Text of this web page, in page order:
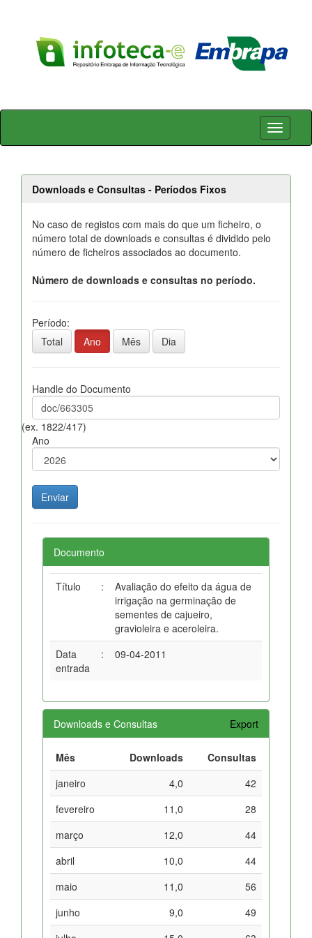
Skip
Downloads e Consultas - Períodos Fixos
No caso de registos com mais do que um ficheiro, o
número total de downloads e consultas é dividido pelo
número de ficheiros associados ao documento.
Número de downloads e consultas no período.
Período:
Total
Ano Mês Dia
Handle do Documento
(ex. 1822/417)
Ano
Documento
Título :
Avaliação do efeito da água de
irrigação na germinação de
sementes de cajueiro,
gravioleira e aceroleira.
Data
entrada
: 09-04-2011
Downloads e Consultas Export
Mês Downloads
Consultas
janeiro
4,0
42
fevereiro
11,0
28
março
12,0
44
abril
10,0
44
maio
11,0
56
junho
9,0
49